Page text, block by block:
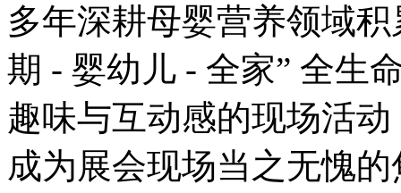
多年深耕母婴营养领域
期 - 婴幼儿 - 全家” 全生
趣味与互动感的现场活
成为展会现场当之无愧